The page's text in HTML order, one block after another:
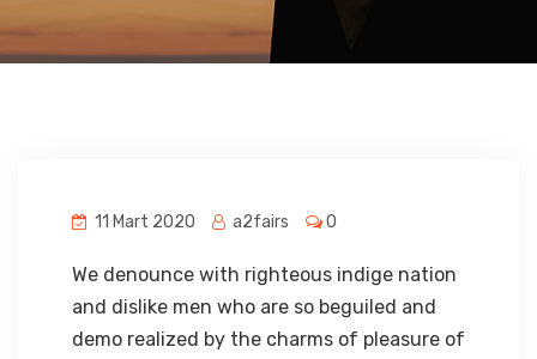
11 Mart 2020 a2fairs 0
We denounce with righteous indige nation
and dislike men who are so beguiled and
demo realized by the charms of pleasure of